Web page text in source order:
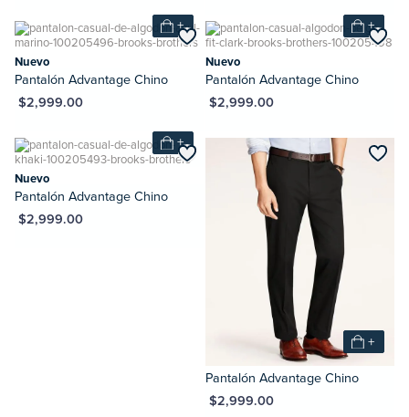
+
Nuevo
Pantalón Advantage Chino
$2,999.00
+
Nuevo
Pantalón Advantage Chino
MXN $2,999.00
+
Nuevo
Pantalón Advantage Chino
$2,999.00
+
Pantalón Advantage Chino
MXN $2,999.00